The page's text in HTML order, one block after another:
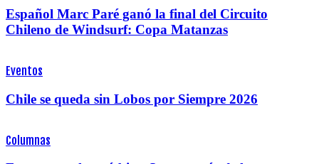
Español Marc Paré ganó la final del Circuito
Chileno de Windsurf: Copa Matanzas
Eventos
Chile se queda sin Lobos por Siempre 2026
Columnas